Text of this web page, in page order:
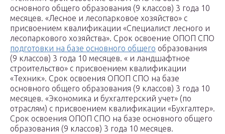
основного общего образования (9 классов) 3 года 10
месяцев. «Лесное и лесопарковое хозяйство» с
присвоением квалификации «Специалист лесного и
лесопаркового хозяйства». Срок освоение ОПОП СПО
подготовки на базе основного общего образования
(9 классов) 3 года 10 месяцев. « и ландшафтное
строительство» с присвоением квалификации
«Техник». Срок освоения ОПОП СПО на базе
основного общего образования (9 классов) 3 года 10
месяцев. «Экономика и бухгалтерский учет» (по
отраслям) с присвоением квалификации «Бухгалтер».
Срок освоения ОПОП СПО на базе основного общего
образования (9 классов) 3 года 10 месяцев.